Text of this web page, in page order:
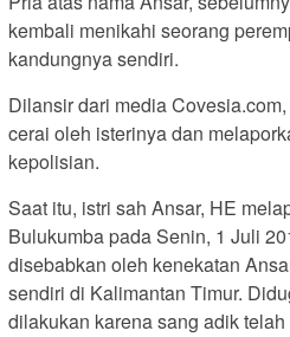
kembali menikahi seorang
kandungnya sendiri.
Dilansir dari media
cerai oleh isterinya dan
kepolisian.
Saat itu, istri sah Ansar, HE
Bulukumba pada Senin, 1 Juli
disebabkan oleh kenekatan
sendiri di Kalimantan Timur.
dilakukan karena sang adik